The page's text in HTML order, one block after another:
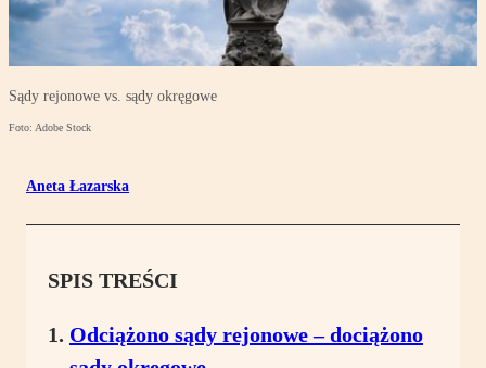
Sądy rejonowe vs. sądy okręgowe
Foto: Adobe Stock
Aneta Łazarska
SPIS TREŚCI
Odciążono sądy rejonowe – dociążono